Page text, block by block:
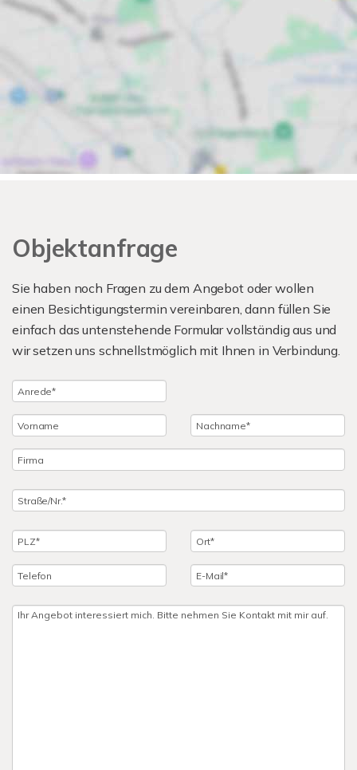
Objektanfrage
Sie haben noch Fragen zu dem Angebot oder wollen
einen Besichtigungstermin vereinbaren, dann füllen Sie
einfach das untenstehende Formular vollständig aus und
wir setzen uns schnellstmöglich mit Ihnen in Verbindung.